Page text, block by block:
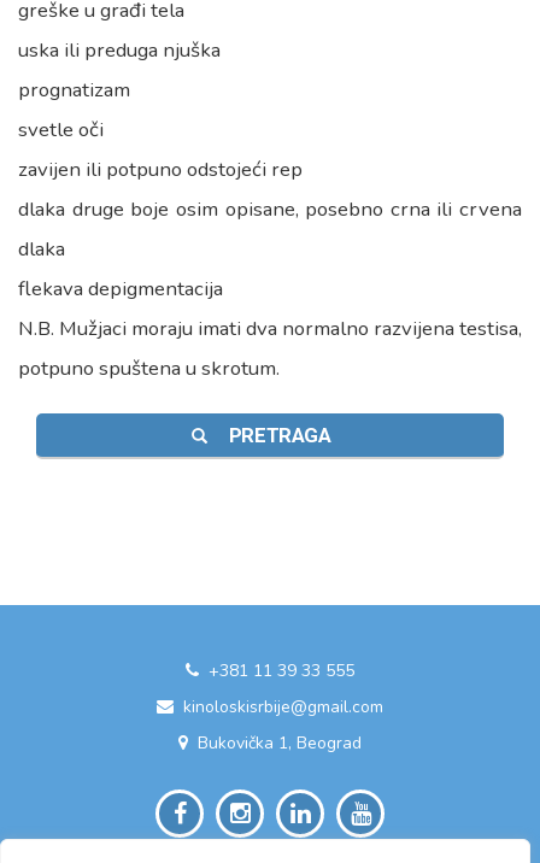
greške u građi tela
uska ili preduga njuška
prognatizam
svetle oči
zavijen ili potpuno odstojeći rep
dlaka druge boje osim opisane, posebno crna ili crvena
dlaka
flekava depigmentacija
N.B. Mužjaci moraju imati dva normalno razvijena testisa,
potpuno spuštena u skrotum.
PRETRAGA
+381 11 39 33 555
kinoloskisrbije@gmail.com
Bukovička 1, Beograd